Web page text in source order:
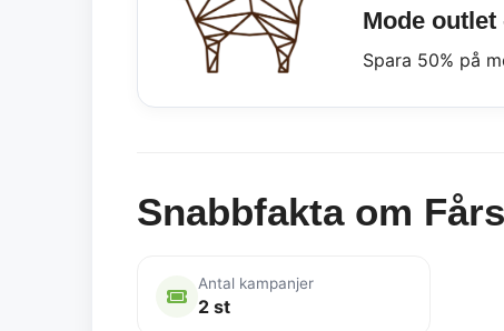
Mode outlet
Spara 50% på
Snabbfakta om
Antal kampanjer
2 st